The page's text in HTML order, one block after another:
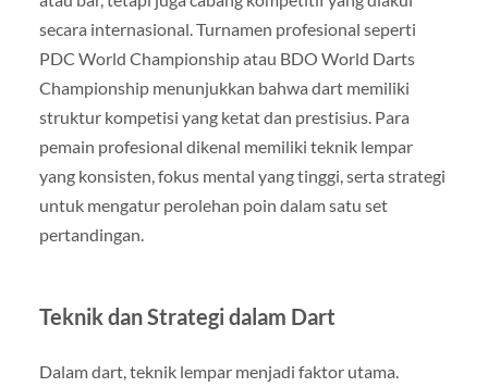
secara internasional. Turnamen profesional seperti
PDC World Championship atau BDO World Darts
Championship menunjukkan bahwa dart memiliki
struktur kompetisi yang ketat dan prestisius. Para
pemain profesional dikenal memiliki teknik lempar
yang konsisten, fokus mental yang tinggi, serta strategi
untuk mengatur perolehan poin dalam satu set
pertandingan.
Teknik dan Strategi dalam Dart
Dalam dart, teknik lempar menjadi faktor utama.